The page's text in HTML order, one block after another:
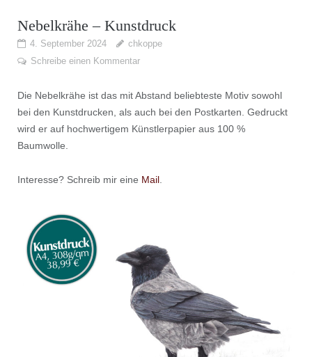
Nebelkrähe – Kunstdruck
4. September 2024
chkoppe
Schreibe einen Kommentar
Die Nebelkrähe ist das mit Abstand beliebteste Motiv sowohl
bei den Kunstdrucken, als auch bei den Postkarten. Gedruckt
wird er auf hochwertigem Künstlerpapier aus 100 %
Baumwolle.
Interesse? Schreib mir eine Mail.